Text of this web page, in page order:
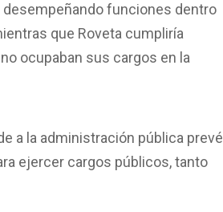
funciones dentro
que Roveta cumpliría
ocupaban sus cargos en la
a la administración pública prevé
ejercer cargos públicos, tanto